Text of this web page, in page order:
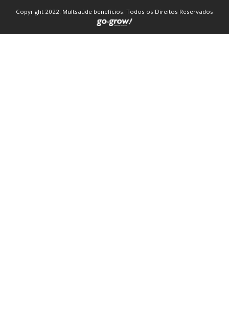
Copyright 2022. Multsaúde benefícios. Todos os Direitos Reservados